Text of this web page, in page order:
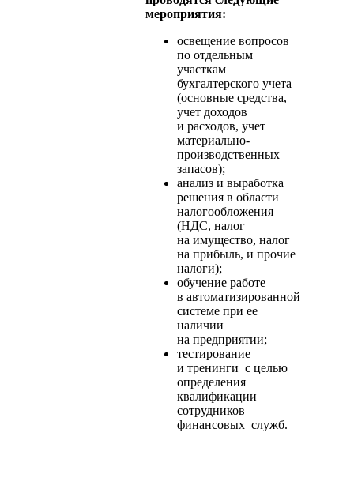
мероприятия:
освещение вопросов
по отдельным
участкам
бухгалтерского учета
(основные средства,
учет доходов
и расходов, учет
материально-
производственных
запасов);
анализ и выработка
решения в области
налогообложения
(НДС, налог
на имущество, налог
на прибыль, и прочие
налоги);
обучение работе
в автоматизированной
системе при ее
наличии
на предприятии;
тестирование
и тренинги с целью
определения
квалификации
сотрудников
финансовых служб.